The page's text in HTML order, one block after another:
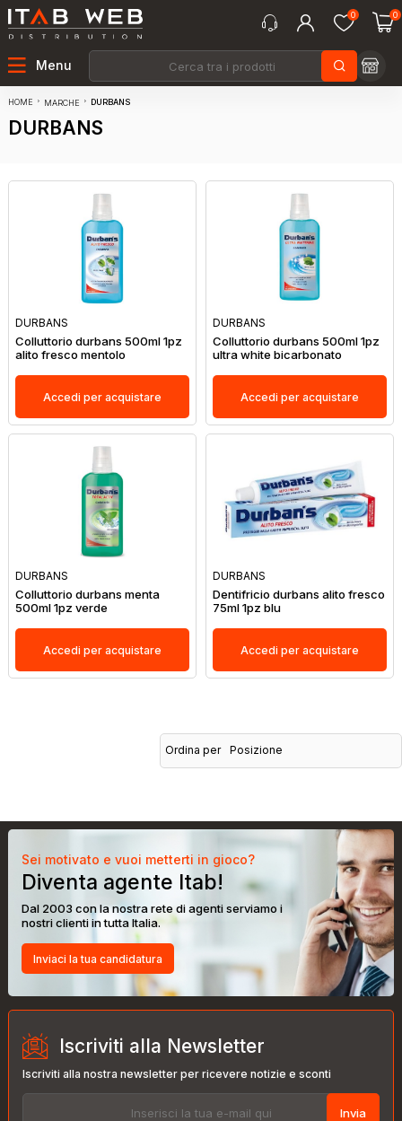
0 0
Menu
HOME MARCHE DURBANS
DURBANS
DURBANS
Colluttorio durbans 500ml 1pz
alito fresco mentolo
Accedi per acquistare
DURBANS
Colluttorio durbans 500ml 1pz
ultra white bicarbonato
Accedi per acquistare
DURBANS
Colluttorio durbans menta
500ml 1pz verde
Accedi per acquistare
DURBANS
Dentifricio durbans alito fresco
75ml 1pz blu
Accedi per acquistare
Ordina per Posizione
Sei motivato e vuoi metterti in gioco?
Diventa agente Itab!
Dal 2003 con la nostra rete di agenti serviamo i
nostri clienti in tutta Italia.
Inviaci la tua candidatura
Iscriviti alla Newsletter
Iscriviti alla nostra newsletter per ricevere notizie e sconti
Invia